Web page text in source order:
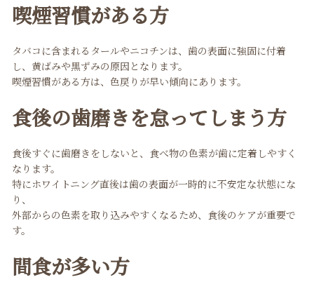
喫煙習慣がある方
タバコに含まれるタールやニコチンは、歯の表面に強固に付着
し、黄ばみや黒ずみの原因となります。
喫煙習慣がある方は、色戻りが早い傾向にあります。
食後の歯磨きを怠ってしまう方
食後すぐに歯磨きをしないと、食べ物の色素が歯に定着しやすく
なります。
特にホワイトニング直後は歯の表面が一時的に不安定な状態にな
り 、
外部からの色素を取り込みやすくなるため、食後のケアが重要で
す。
間食が多い方